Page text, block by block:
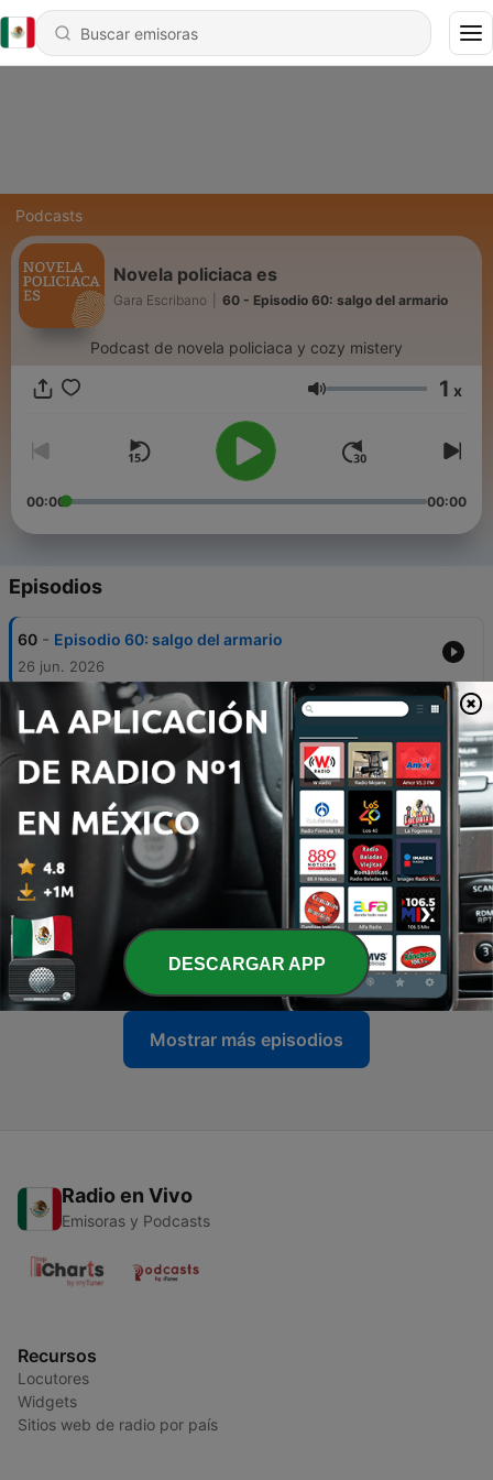
Podcasts
Novela policiaca es
Gara Escribano 60 - Episodio 60: salgo del armario
Podcast de novela policiaca y cozy mistery
Volumen 1 x
00:00 00:00
Episodios
60 - Episodio 60: salgo del armario
26 jun. 2026
59 - Episodio 59: «Bacon», de Annika Brunke
11 jun. 2026
58 - Episodio 58: libros de misterio en librerías
28 mayo 2026
Episodio 57: La librera, de Lorena Franco
16 mayo 2026
56 - Episodio 56: qué es un whodunit y cómo
escribirlo
30 abr. 2026
Mostrar más episodios
Radio en Vivo
Emisoras y Podcasts
Recursos
Locutores
Widgets
Sitios web de radio por país
DESCARGAR APP